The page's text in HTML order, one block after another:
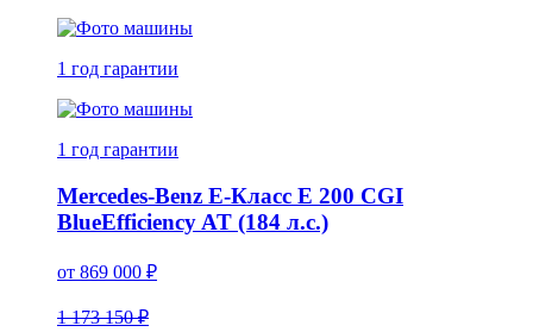
1 год гарантии
1 год гарантии
Mercedes-Benz E-Класс E 200 CGI
BlueEfficiency AT (184 л.с.)
от 869 000 ₽
1 173 150 ₽